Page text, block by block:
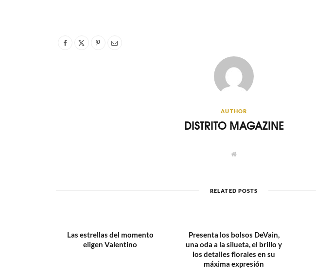
AUTHOR
DISTRITO MAGAZINE
W
e
RELATED POSTS
Las estrellas del momento
eligen Valentino
Presenta los bolsos DeVain,
una oda a la silueta, el brillo y
los detalles florales en su
máxima expresión